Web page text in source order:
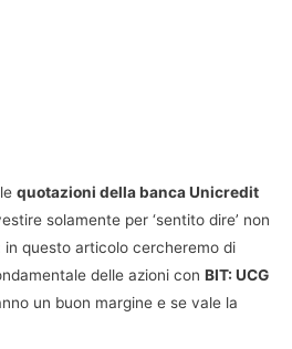
quotazioni della banca Unicredit
solamente per ‘sentito dire’ non
in questo articolo cercheremo di
delle azioni con BIT: UCG
un buon margine e se vale la